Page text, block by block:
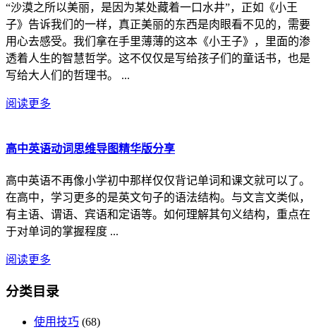
“沙漠之所以美丽，是因为某处藏着一口水井”，正如《小王
子》告诉我们的一样，真正美丽的东西是肉眼看不见的，需要
用心去感受。我们拿在手里薄薄的这本《小王子》，里面的渗
透着人生的智慧哲学。这不仅仅是写给孩子们的童话书，也是
写给大人们的哲理书。 ...
阅读更多
高中英语动词思维导图精华版分享
高中英语不再像小学初中那样仅仅背记单词和课文就可以了。
在高中，学习更多的是英文句子的语法结构。与文言文类似，
有主语、谓语、宾语和定语等。如何理解其句义结构，重点在
于对单词的掌握程度 ...
阅读更多
分类目录
使用技巧 (68)